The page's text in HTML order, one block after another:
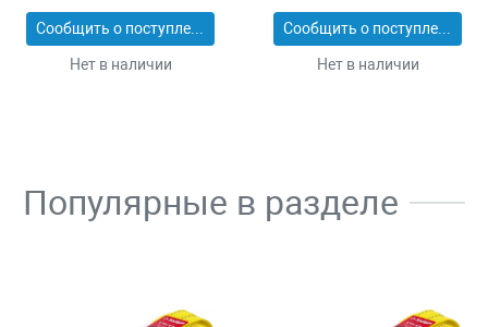
Сообщить о поступлении
Нет в наличии
Сообщить о поступлении
Нет в наличии
Популярные в разделе